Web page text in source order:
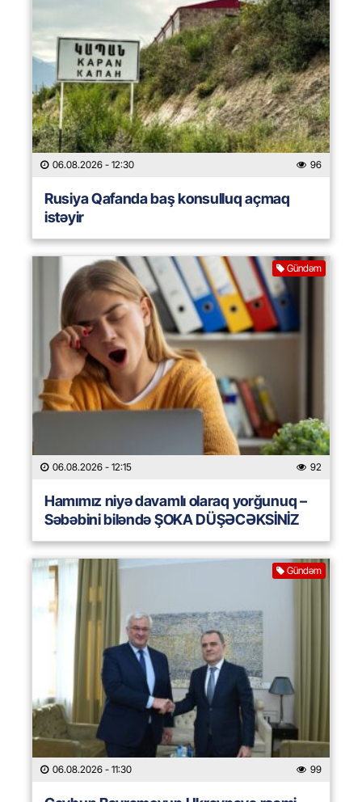
06.08.2026 - 12:30 96
Rusiya Qafanda baş konsulluq açmaq
istəyir
Gündəm
06.08.2026 - 12:15 92
Hamımız niyə davamlı olaraq yorğunuq –
Səbəbini biləndə ŞOKA DÜŞƏCƏKSİNİZ
Gündəm
06.08.2026 - 11:30 99